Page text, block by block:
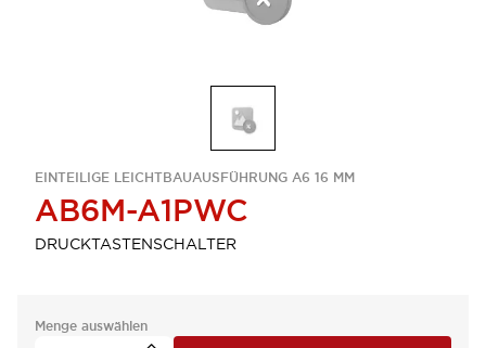
EINTEILIGE LEICHTBAUAUSFÜHRUNG A6 16 MM
AB6M-A1PWC
DRUCKTASTENSCHALTER
Menge auswählen